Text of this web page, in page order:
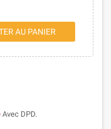
AU PANIER
Avec DPD.